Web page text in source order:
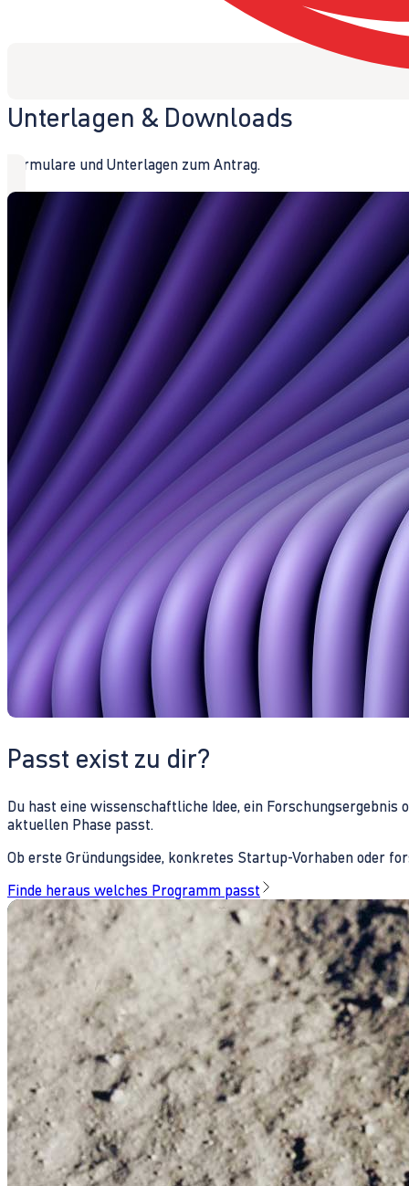
Unterlagen & Downloads
Formulare und Unterlagen zum Antrag.
Passt exist zu dir?
Du hast eine wissenschaftliche Idee, ein
aktuellen Phase passt.
Ob erste Gründungsidee, konkretes Startup-Vorhaben oder
Finde heraus welches Programm passt